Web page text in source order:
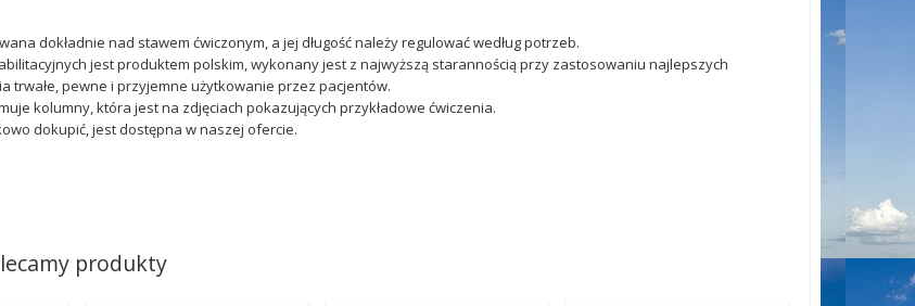
dokładnie nad stawem ćwiczonym, a jej długość należy regulować według potrzeb.
jest produktem polskim, wykonany jest z najwyższą starannością przy zastosowaniu najlepszych
trwałe, pewne i przyjemne użytkowanie przez pacjentów.
kolumny, która jest na zdjęciach pokazujących przykładowe ćwiczenia.
dokupić, jest dostępna w naszej ofercie.
produkty